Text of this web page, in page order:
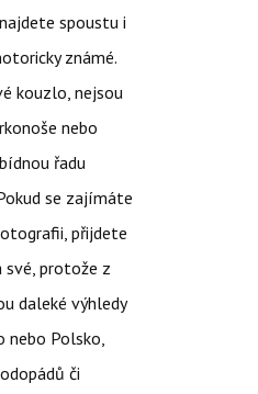
spoustu i
známé.
kouzlo, nejsou
nebo
řadu
se zajímáte
přijdete
své, protože z
daleké výhledy
nebo Polsko,
či